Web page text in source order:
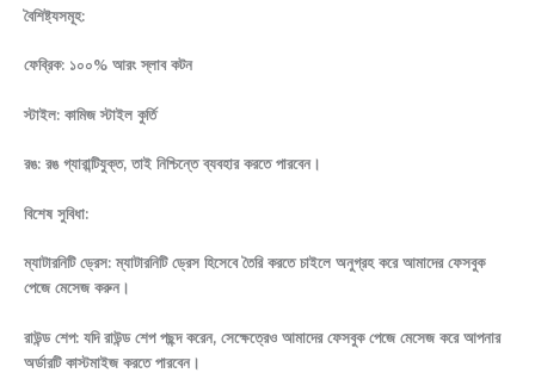
বৈশিষ্ট্যসমূহ:
ফেব্রিক: ১০০% আরং স্লাব কটন
স্টাইল: কামিজ স্টাইল কুর্তি
রঙ: রঙ গ্যারান্টিযুক্ত, তাই নিশ্চিন্তে ব্যবহার করতে পারবেন।
বিশেষ সুবিধা:
ম্যাটারনিটি ড্রেস: ম্যাটারনিটি ড্রেস হিসেবে তৈরি করতে চাইলে অনুগ্রহ করে আমাদের ফেসবুক
পেজে মেসেজ করুন।
রাউন্ড শেপ: যদি রাউন্ড শেপ পছন্দ করেন, সেক্ষেত্রেও আমাদের ফেসবুক পেজে মেসেজ করে আপনার
অর্ডারটি কাস্টমাইজ করতে পারবেন।